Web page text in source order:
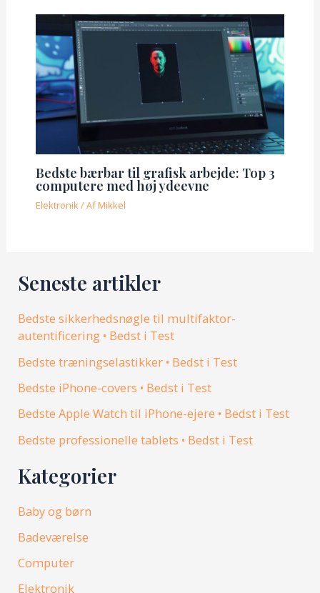
Bedste bærbar til grafisk arbejde: Top 3
computere med høj ydeevne
Elektronik/ AfMikkel
Seneste artikler
Bedste sikkerhedsnøgle til multifaktor-
autentificering • Bedst i Test
Bedste træningselastikker • Bedst i Test
Bedste iPhone-covers • Bedst i Test
Bedste Apple Watch til iPhone-ejere • Bedst i Test
Bedste professionelle tablets • Bedst i Test
Kategorier
Baby og børn
Badeværelse
Computer
Elektronik